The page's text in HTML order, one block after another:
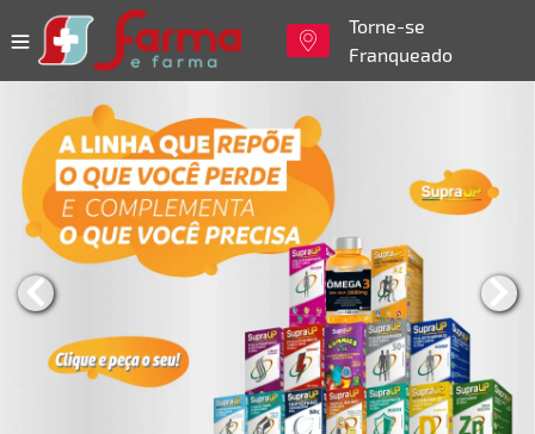
Torne-se
Franqueado